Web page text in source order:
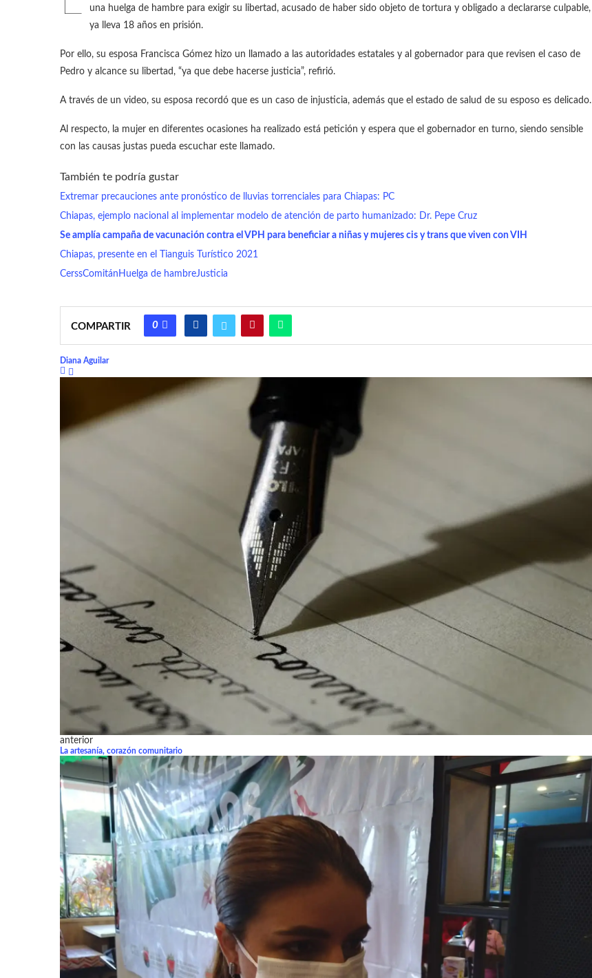
una huelga de hambre para exigir su libertad, acusado de haber sido objeto de tortura y obligado a declararse culpable,
ya lleva 18 años en prisión.
Por ello, su esposa Francisca Gómez hizo un llamado a las autoridades estatales y al gobernador para que revisen el caso de
Pedro y alcance su libertad, “ya que debe hacerse justicia”, refirió.
A través de un video, su esposa recordó que es un caso de injusticia, además que el estado de salud de su esposo es delicado.
Al respecto, la mujer en diferentes ocasiones ha realizado está petición y espera que el gobernador en turno, siendo sensible
con las causas justas pueda escuchar este llamado.
También te podría gustar
Extremar precauciones ante pronóstico de lluvias torrenciales para Chiapas: PC
Chiapas, ejemplo nacional al implementar modelo de atención de parto humanizado: Dr. Pepe Cruz
Se amplía campaña de vacunación contra el VPH para beneficiar a niñas y mujeres cis y trans que viven con VIH
Chiapas, presente en el Tianguis Turístico 2021
CerssComitán Huelga de hambreJusticia
COMPARTIR 0
Diana Aguilar
anterior
La artesanía, corazón comunitario